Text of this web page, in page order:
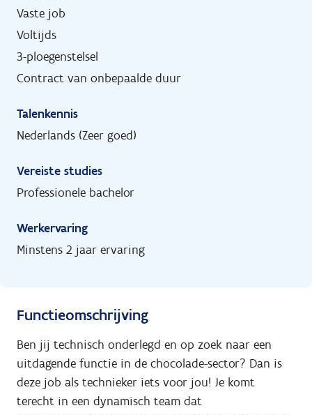
Vaste job
Voltijds
3-ploegenstelsel
Contract van onbepaalde duur
Talenkennis
Nederlands (Zeer goed)
Vereiste studies
Professionele bachelor
Werkervaring
Minstens 2 jaar ervaring
Functieomschrijving
Ben jij technisch onderlegd en op zoek naar een
uitdagende functie in de chocolade-sector? Dan is
deze job als technieker iets voor jou! Je komt
terecht in een dynamisch team dat